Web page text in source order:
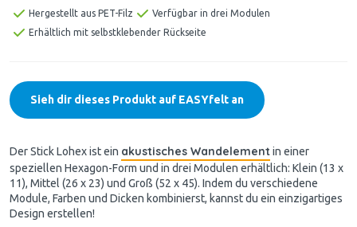
Hergestellt aus PET-Filz
Verfügbar in drei Modulen
Erhältlich mit selbstklebender Rückseite
Sieh dir dieses Produkt auf EASYfelt an
Der Stick Lohex ist ein akustisches Wandelementin einer
speziellen Hexagon-Form und in drei Modulen erhältlich: Klein (13 x
11), Mittel (26 x 23) und Groß (52 x 45). Indem du verschiedene
Module, Farben und Dicken kombinierst, kannst du ein einzigartiges
Design erstellen!